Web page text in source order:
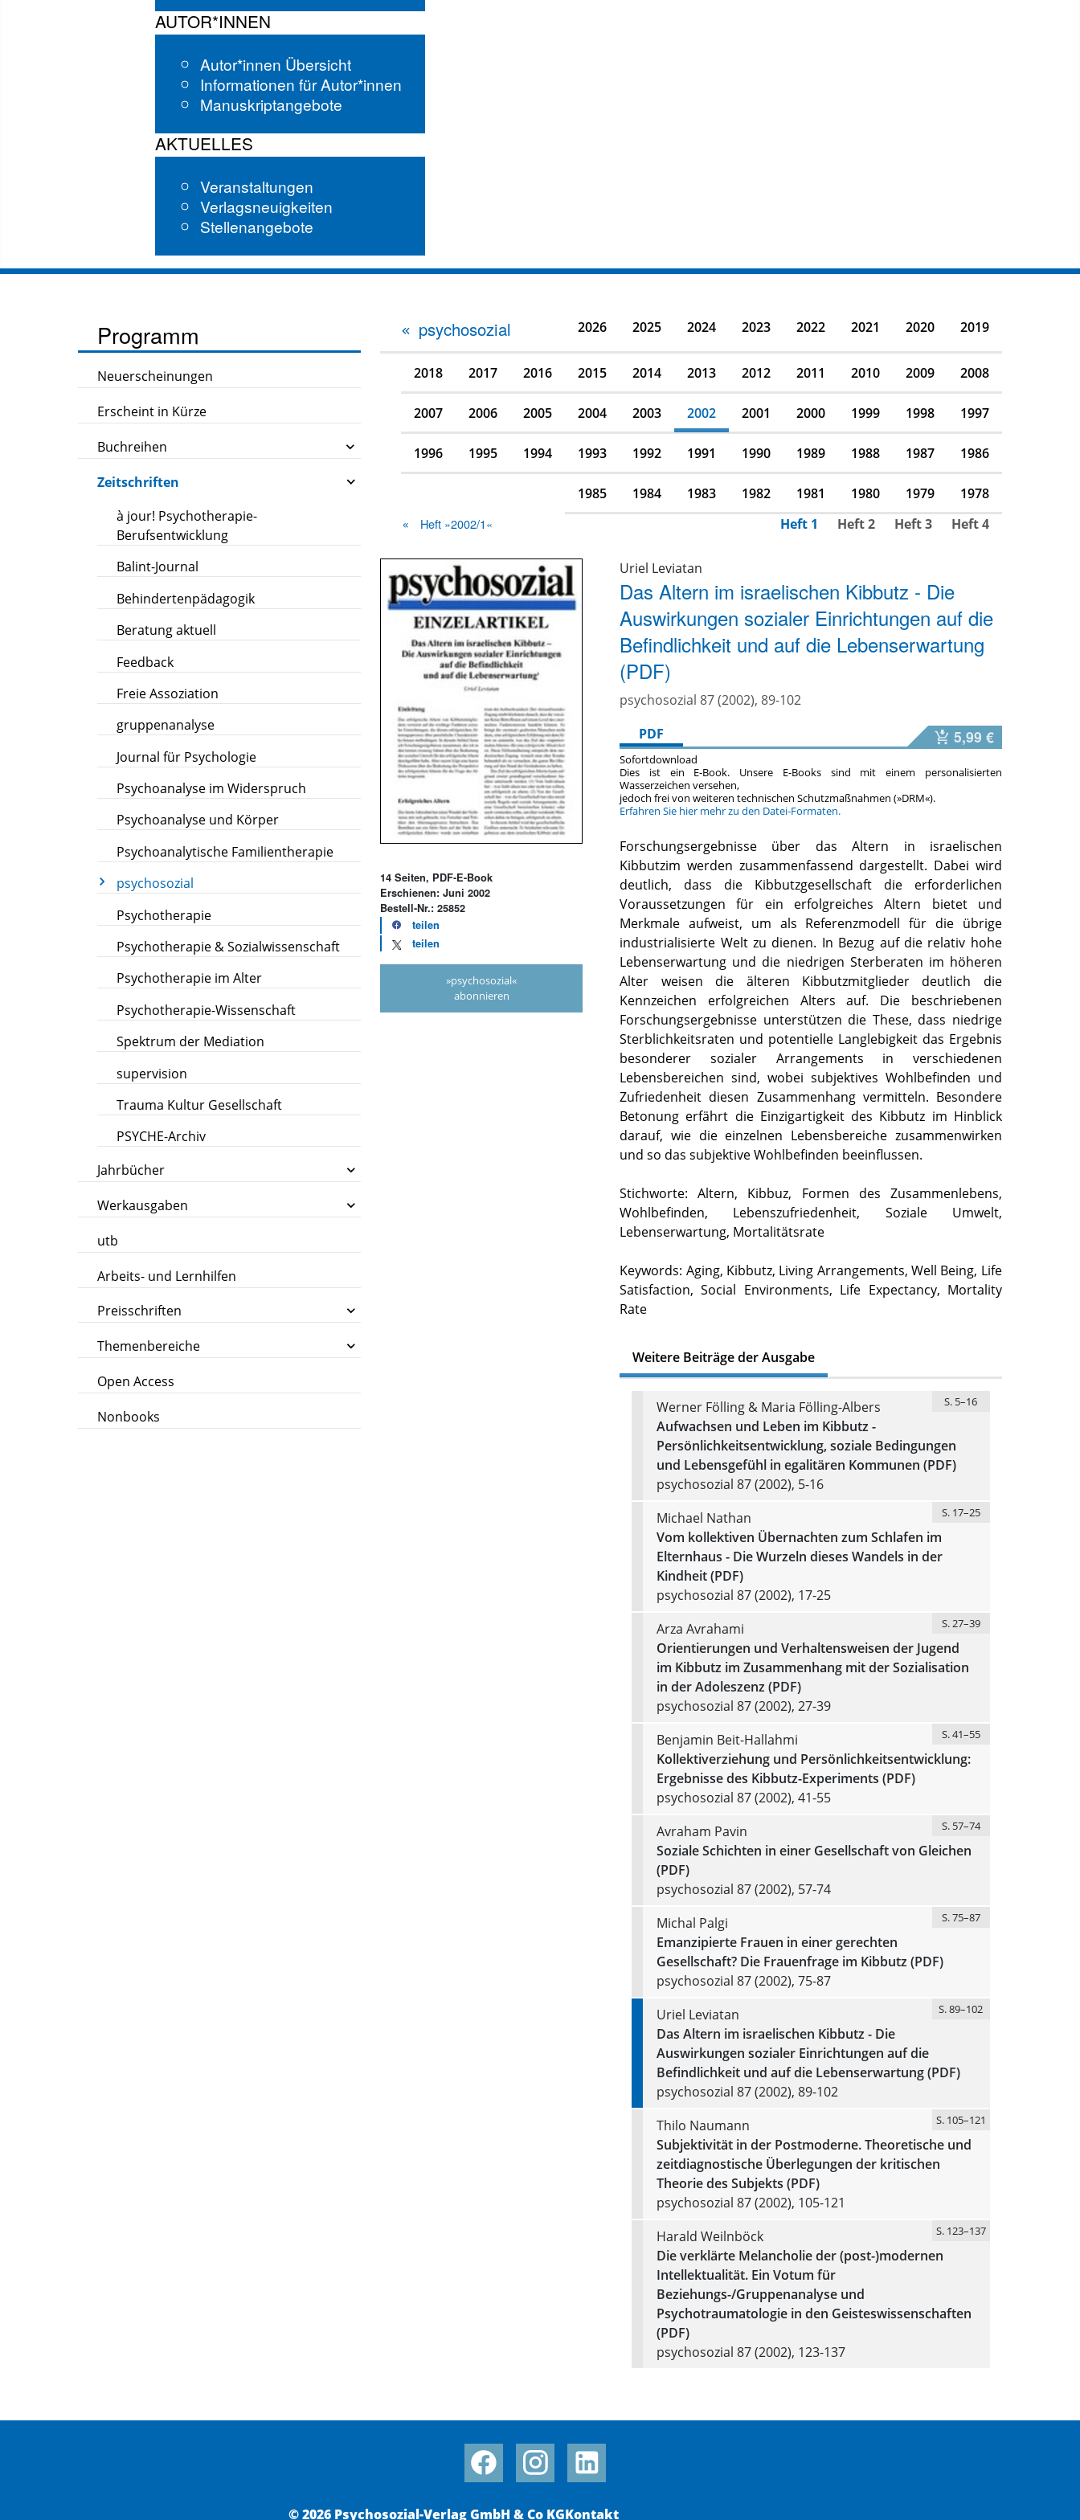
AUTOR*INNEN
Autor*innen Übersicht
Informationen für Autor*innen
Manuskriptangebote
AKTUELLES
Veranstaltungen
Verlagsneuigkeiten
Stellenangebote
Programm
Neuerscheinungen
Erscheint in Kürze
Buchreihen
Zeitschriften
à jour! Psychotherapie-
Berufsentwicklung
Balint-Journal
Behindertenpädagogik
Beratung aktuell
Feedback
Freie Assoziation
gruppenanalyse
Journal für Psychologie
Psychoanalyse im Widerspruch
Psychoanalyse und Körper
Psychoanalytische Familientherapie
psychosozial
Psychotherapie
Psychotherapie & Sozialwissenschaft
Psychotherapie im Alter
Psychotherapie-Wissenschaft
Spektrum der Mediation
supervision
Trauma Kultur Gesellschaft
PSYCHE-Archiv
Jahrbücher
Werkausgaben
utb
Arbeits- und Lernhilfen
Preisschriften
Themenbereiche
Open Access
Nonbooks
psychosozial 2026 2025 2024 2023 2022 2021 2020 2019
2018 2017 2016 2015 2014 2013 2012 2011 2010 2009 2008
2007 2006 2005 2004 2003 2002 2001 2000 1999 1998 1997
1996 1995 1994 1993 1992 1991 1990 1989 1988 1987 1986
1985 1984 1983 1982 1981 1980 1979 1978
Heft »2002/1« Heft 1 Heft 2 Heft 3 Heft 4
14 Seiten, PDF-E-Book
Erschienen: Juni 2002
Bestell-Nr.: 25852
teilen
teilen
»psychosozial«
abonnieren
Uriel Leviatan
Das Altern im israelischen Kibbutz - Die
Auswirkungen sozialer Einrichtungen auf die
Befindlichkeit und auf die Lebenserwartung
(PDF)
psychosozial 87 (2002), 89-102
PDF
5,99 €
Sofortdownload
Dies ist ein E-Book. Unsere E-Books sind mit einem personalisierten
Wasserzeichen versehen,
jedoch frei von weiteren technischen Schutzmaßnahmen (»DRM«).
Erfahren Sie hier mehr zu den Datei-Formaten.
Forschungsergebnisse über das Altern in israelischen
Kibbutzim werden zusammenfassend dargestellt. Dabei wird
deutlich, dass die Kibbutzgesellschaft die erforderlichen
Voraussetzungen für ein erfolgreiches Altern bietet und
Merkmale aufweist, um als Referenzmodell für die übrige
industrialisierte Welt zu dienen. In Bezug auf die relativ hohe
Lebenserwartung und die niedrigen Sterberaten im höheren
Alter weisen die älteren Kibbutzmitglieder deutlich die
Kennzeichen erfolgreichen Alters auf. Die beschriebenen
Forschungsergebnisse unterstützen die These, dass niedrige
Sterblichkeitsraten und potentielle Langlebigkeit das Ergebnis
besonderer sozialer Arrangements in verschiedenen
Lebensbereichen sind, wobei subjektives Wohlbefinden und
Zufriedenheit diesen Zusammenhang vermitteln. Besondere
Betonung erfährt die Einzigartigkeit des Kibbutz im Hinblick
darauf, wie die einzelnen Lebensbereiche zusammenwirken
und so das subjektive Wohlbefinden beeinflussen.
Stichworte: Altern, Kibbuz, Formen des Zusammenlebens,
Wohlbefinden, Lebenszufriedenheit, Soziale Umwelt,
Lebenserwartung, Mortalitätsrate
Keywords: Aging, Kibbutz, Living Arrangements, Well Being, Life
Satisfaction, Social Environments, Life Expectancy, Mortality
Rate
Weitere Beiträge der Ausgabe
Werner Fölling & Maria Fölling-Albers S. 5–16
Aufwachsen und Leben im Kibbutz -
Persönlichkeitsentwicklung, soziale Bedingungen
und Lebensgefühl in egalitären Kommunen (PDF)
psychosozial 87 (2002), 5-16
Michael Nathan
S. 17–25
Vom kollektiven Übernachten zum Schlafen im
Elternhaus - Die Wurzeln dieses Wandels in der
Kindheit (PDF)
psychosozial 87 (2002), 17-25
Arza Avrahami
S. 27–39
Orientierungen und Verhaltensweisen der Jugend
im Kibbutz im Zusammenhang mit der Sozialisation
in der Adoleszenz (PDF)
psychosozial 87 (2002), 27-39
Benjamin Beit-Hallahmi
S. 41–55
Kollektiverziehung und Persönlichkeitsentwicklung:
Ergebnisse des Kibbutz-Experiments (PDF)
psychosozial 87 (2002), 41-55
Avraham Pavin
S. 57–74
Soziale Schichten in einer Gesellschaft von Gleichen
(PDF)
psychosozial 87 (2002), 57-74
Michal Palgi
S. 75–87
Emanzipierte Frauen in einer gerechten
Gesellschaft? Die Frauenfrage im Kibbutz (PDF)
psychosozial 87 (2002), 75-87
Uriel Leviatan
S. 89–102
Das Altern im israelischen Kibbutz - Die
Auswirkungen sozialer Einrichtungen auf die
Befindlichkeit und auf die Lebenserwartung (PDF)
psychosozial 87 (2002), 89-102
Thilo Naumann
S. 105–121
Subjektivität in der Postmoderne. Theoretische und
zeitdiagnostische Überlegungen der kritischen
Theorie des Subjekts (PDF)
psychosozial 87 (2002), 105-121
Harald Weilnböck
S. 123–137
Die verklärte Melancholie der (post-)modernen
Intellektualität. Ein Votum für
Beziehungs-/Gruppenanalyse und
Psychotraumatologie in den Geisteswissenschaften
(PDF)
psychosozial 87 (2002), 123-137
© 2026 Psychosozial-Verlag GmbH & Co KGKontakt